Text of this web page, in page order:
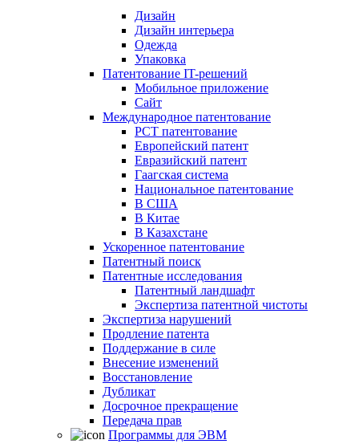
Дизайн
Дизайн интерьера
Одежда
Упаковка
Патентование IT-решений
Мобильное приложение
Сайт
Международное патентование
PCT патентование
Европейский патент
Евразийский патент
Гаагская система
Национальное патентование
В США
В Китае
В Казахстане
Ускоренное патентование
Патентный поиск
Патентные исследования
Патентный ландшафт
Экспертиза патентной чистоты
Экспертиза нарушений
Продление патента
Поддержание в силе
Внесение изменений
Восстановление
Дубликат
Досрочное прекращение
Передача прав
Программы для ЭВМ